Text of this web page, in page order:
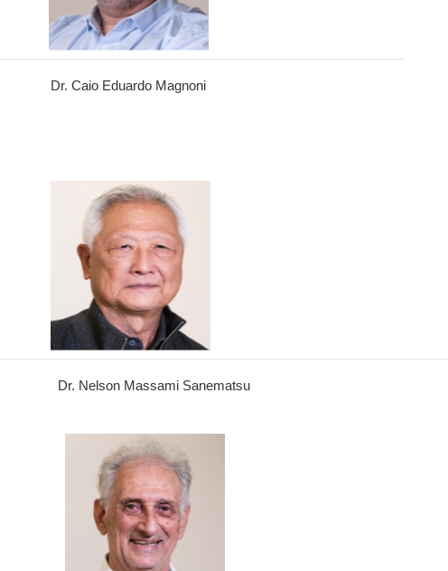
Dr. Caio Eduardo Magnoni
Dr. Nelson Massami Sanematsu